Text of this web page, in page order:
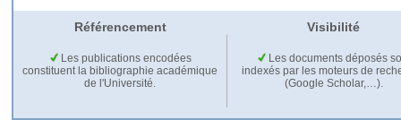
Référencement Visibilité
Les publications encodées
constituent la bibliographie académique
de l'Université.
Les documents déposés
indexés par les moteurs de
(Google Scholar,…).